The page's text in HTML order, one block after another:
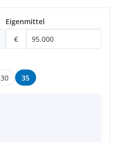
Eigenmittel
€
30 35